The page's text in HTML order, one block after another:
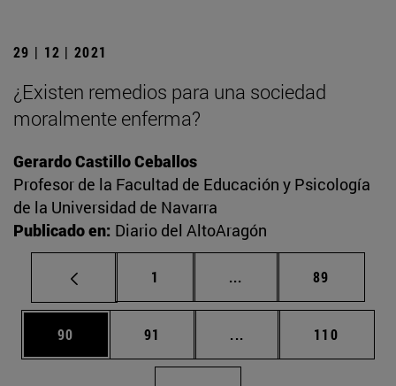
29 | 12 | 2021
¿Existen remedios para una sociedad
moralmente enferma?
Gerardo Castillo Ceballos
Profesor de la Facultad de Educación y Psicología
de la Universidad de Navarra
Publicado en: Diario del AltoAragón
Página
1 ... Páginas intermedias
Página
89
Página
90 Página
91 ... Páginas intermedias
Página
110